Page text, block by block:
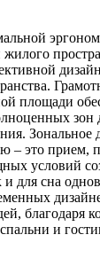
площади
Зональное
– это прием,
условий
и для сна
благодаря
и